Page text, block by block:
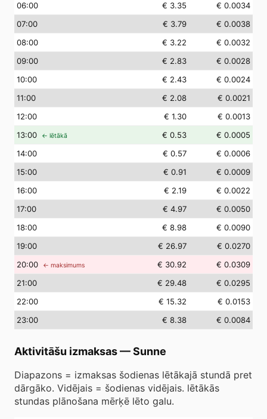
06:00 € 3.35
€ 0.0034
07:00 € 3.79
€ 0.0038
08:00 € 3.22
€ 0.0032
09:00 € 2.83
€ 0.0028
10:00 € 2.43
€ 0.0024
11:00 € 2.08
€ 0.0021
12:00 € 1.30
€ 0.0013
13:00 ← lētākā € 0.53
€ 0.0005
14:00 € 0.57
€ 0.0006
15:00 € 0.91
€ 0.0009
16:00 € 2.19
€ 0.0022
17:00 € 4.97
€ 0.0050
18:00 € 8.98
€ 0.0090
19:00 € 26.97
€ 0.0270
20:00 ← maksimums € 30.92
€ 0.0309
21:00 € 29.48
€ 0.0295
22:00 € 15.32
€ 0.0153
23:00 € 8.38 € 0.0084
Aktivitāšu izmaksas—Sunne
Diapazons = izmaksas šodienas lētākajā stundā pret
dārgāko. Vidējais = šodienas vidējais. lētākās
stundas plānošana mērķē lēto galu.